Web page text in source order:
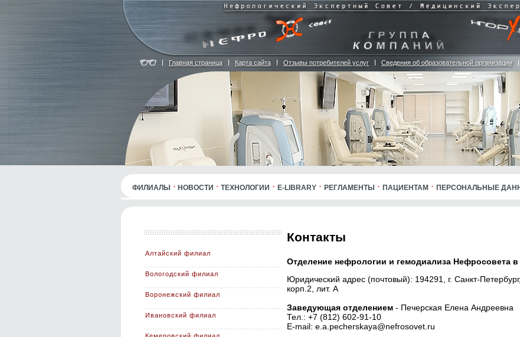
Главная страница Карта сайта Отзывы потребителей услуг Сведения об образовательной организации
ФИЛИАЛЫ НОВОСТИ ТЕХНОЛОГИИ E-LIBRARY РЕГЛАМЕНТЫ ПАЦИЕНТАМ ПЕРСОНАЛЬНЫЕ
Контакты
Отделение нефрологии и гемодиализа Нефросовета в
Юридический адрес (почтовый): 194291, г. Санкт-
корп.2, лит. А
Заведующая отделением - Печерская Елена Андреевна
Тел.: +7 (812) 602-91-10
E-mail: e.a.pecherskaya@nefrosovet.ru
Алтайский филиал
Вологодский филиал
Воронежский филиал
Ивановский филиал